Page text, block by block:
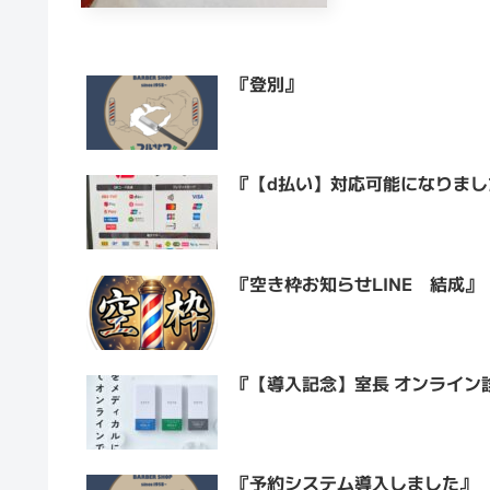
『登別』
『【d払い】対応可能になりまし
『空き枠お知らせLINE 結成』
『【導入記念】室長 オンライン
『予約システム導入しました』